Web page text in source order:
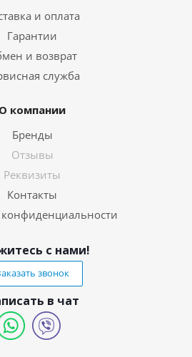
и оплата
Гарантии
и возврат
служба
О компании
Бренды
Отзывы
Реквизиты
Контакты
с нами!
звонок
в чат